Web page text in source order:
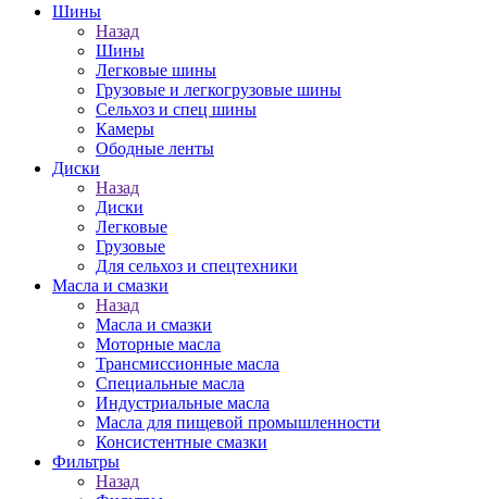
Шины
Назад
Шины
Легковые шины
Грузовые и легкогрузовые шины
Сельхоз и спец шины
Камеры
Ободные ленты
Диски
Назад
Диски
Легковые
Грузовые
Для сельхоз и спецтехники
Масла и смазки
Назад
Масла и смазки
Моторные масла
Трансмиссионные масла
Специальные масла
Индустриальные масла
Масла для пищевой промышленности
Консистентные смазки
Фильтры
Назад